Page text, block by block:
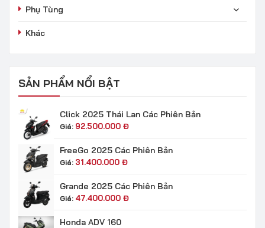
Phụ Tùng
Khác
SẢN PHẨM NỔI BẬT
Click 2025 Thái Lan Các Phiên Bản
Giá: 92.500.000 Đ
FreeGo 2025 Các Phiên Bản
Giá: 31.400.000 Đ
Grande 2025 Các Phiên Bản
Giá: 47.400.000 Đ
Honda ADV 160